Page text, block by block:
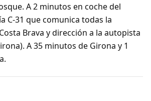
A 2 minutos en coche del
C-31 que comunica todas la
Brava y dirección a la autopista
A 35 minutos de Girona y 1